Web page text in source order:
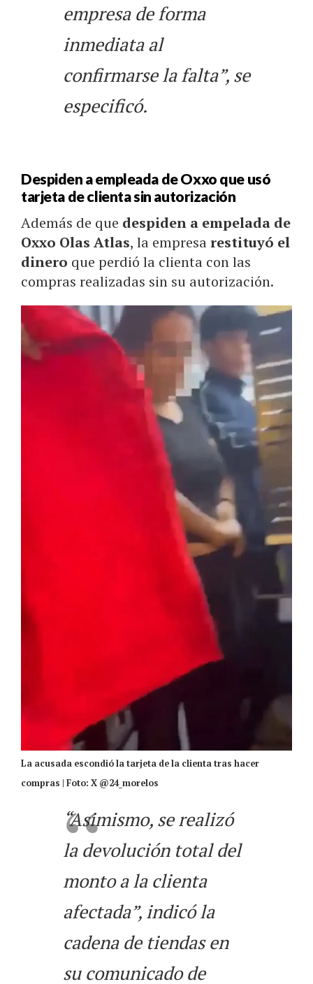
empresa de forma
inmediata al
confirmarse la falta”, se
especificó.
Despiden a empleada de Oxxo que usó
tarjeta de clienta sin autorización
Además de que despiden a empelada de
Oxxo Olas Atlas, la empresarestituyó el
dinero que perdió la clienta con las
compras realizadas sin su autorización.
La acusada escondió la tarjeta de la clienta tras hacer
compras | Foto: X @24_morelos
“Asimismo, se realizó
la devolución total del
monto a la clienta
afectada”, indicó la
cadena de tiendas en
su comunicado de